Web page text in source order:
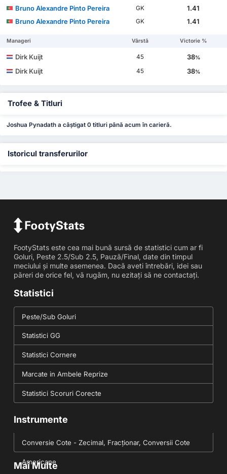
Bruno Alexandre Pinto Pereira
GK
1.41
Bruno Alexandre Pinto Pereira
GK 1.41
Manageri Vârstă Victorie %
Dirk Kuijt 45 38%
Dirk Kuijt 45 38%
Trofee & Titluri
Joshua Pynadath a câștigat 0 titluri până acum în carieră.
Istoricul transferurilor
FootyStats este cea mai bună sursă de statistici cum ar fi
Goluri, Peste 2.5/Sub 2.5, Pauză/Final, date din timpul
meciului și multe asemenea. Dacă aveti întrebări, idei sau
păreri de orice fel, vă rugăm, nu ezitați să ne contactați.
Statistici
Peste/Sub Goluri
Statistici GG
Statistici Cornere
Marcate in Ambele Reprize
Statistici Scoruri Corecte
Instrumente
Conversie Cote - Zecimal, Fracționar, Conversii Cote
Americane
Mai Multe